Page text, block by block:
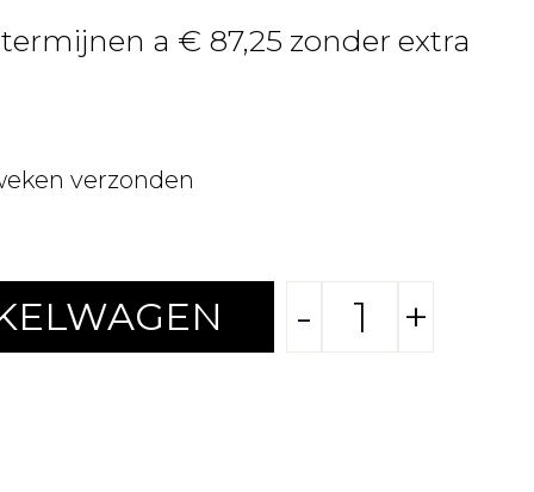
a € 87,25 zonder extra
verzonden
- +